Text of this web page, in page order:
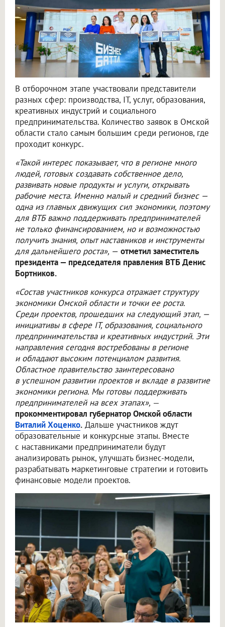
В отборочном этапе участвовали представители
разных сфер: производства, IT, услуг, образования,
креативных индустрий и социального
предпринимательства. Количество заявок в Омской
области стало самым большим среди регионов, где
проходит конкурс.
«Такой интерес показывает, что в регионе много
людей, готовых создавать собственное дело,
развивать новые продукты и услуги, открывать
рабочие места. Именно малый и средний бизнес —
одна из главных движущих сил экономики, поэтому
для ВТБ важно поддерживать предпринимателей
не только финансированием, но и возможностью
получить знания, опыт наставников и инструменты
для дальнейшего роста», — отметил заместитель
президента — председателя правления ВТБ Денис
Бортников.
«Состав участников конкурса отражает структуру
экономики Омской области и точки ее роста.
Среди проектов, прошедших на следующий этап, —
инициативы в сфере IT, образования, социального
предпринимательства и креативных индустрий. Эти
направления сегодня востребованы в регионе
и обладают высоким потенциалом развития.
Областное правительство заинтересовано
в успешном развитии проектов и вкладе в развитие
экономики региона. Мы готовы поддерживать
предпринимателей на всех этапах», —
прокомментировал губернатор Омской области
Виталий Хоценко. Дальше участников ждут
образовательные и конкурсные этапы. Вместе
с наставниками предприниматели будут
анализировать рынок, улучшать бизнес-модели,
разрабатывать маркетинговые стратегии и готовить
финансовые модели проектов.